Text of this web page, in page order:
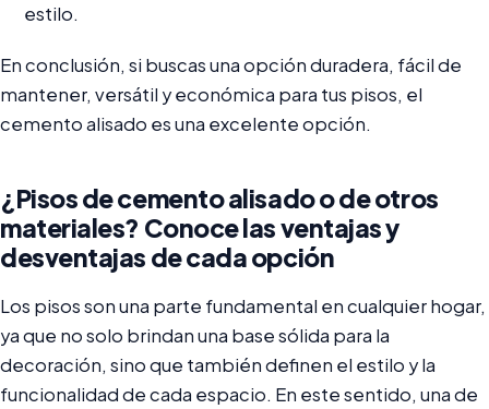
estilo.
En conclusión, si buscas una opción duradera, fácil de
mantener, versátil y económica para tus pisos, el
cemento alisado es una excelente opción.
¿Pisos de cemento alisado o de otros
materiales? Conoce las ventajas y
desventajas de cada opción
Los pisos son una parte fundamental en cualquier hogar,
ya que no solo brindan una base sólida para la
decoración, sino que también definen el estilo y la
funcionalidad de cada espacio. En este sentido, una de